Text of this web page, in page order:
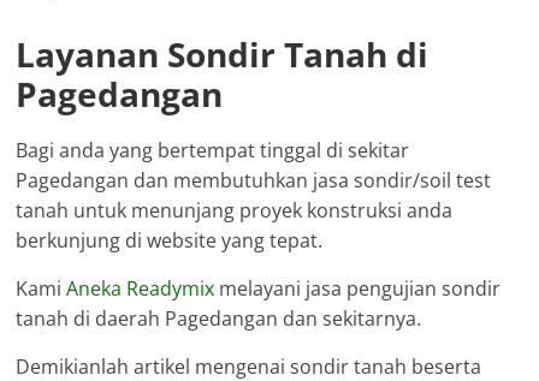
Layanan Sondir Tanah di
Pagedangan
Bagi anda yang bertempat tinggal di sekitar
Pagedangan dan membutuhkan jasa sondir/soil test
tanah untuk menunjang proyek konstruksi anda
berkunjung di website yang tepat.
KamiAneka Readymix melayani jasa pengujian sondir
tanah di daerah Pagedangan dan sekitarnya.
Demikianlah artikel mengenai sondir tanah beserta